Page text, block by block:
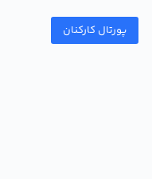
پورتال کارکنان